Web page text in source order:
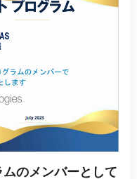
のメンバーとして